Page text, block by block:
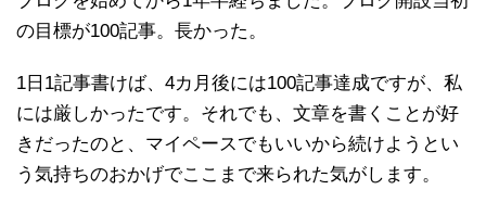
の目標が100記事。長かった。
1日1記事書けば、4カ月後には100記事達成ですが、私
には厳しかったです。それでも、文章を書くことが好
きだったのと、マイペースでもいいから続けようとい
う気持ちのおかげでここまで来られた気がします。